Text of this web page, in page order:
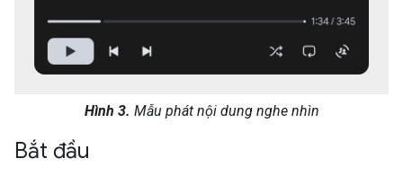
Hình 3. Mẫu phát nội dung nghe nhìn
Bắt đầu